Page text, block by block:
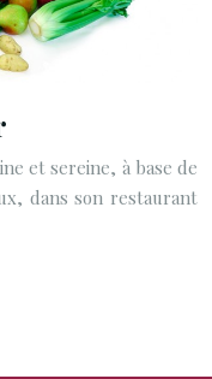
et sereine, à base de
dans son restaurant